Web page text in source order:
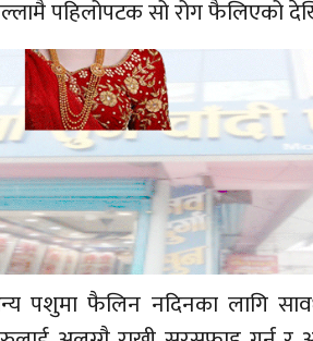
पहिलोपटक सो रोग फैलिएको
पशुमा फैलिन नदिनका लागि